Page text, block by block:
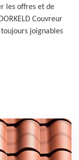
les offres et de
Couvreur
joignables